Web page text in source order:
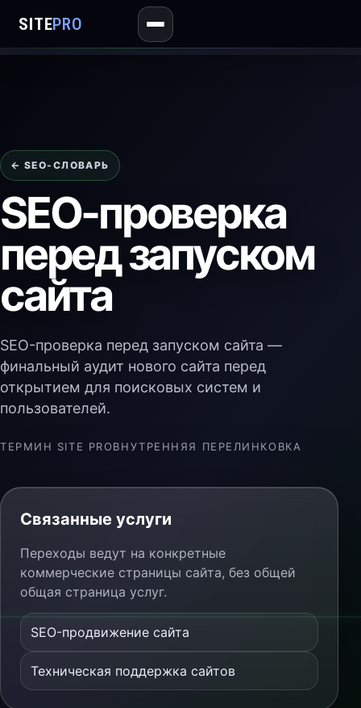
SITEPRO
← SEO-СЛОВАРЬ
SEO-проверка
перед запуском
сайта
SEO-проверка перед запуском сайта —
финальный аудит нового сайта перед
открытием для поисковых систем и
пользователей.
ТЕРМИН SITE PROВНУТРЕННЯЯ ПЕРЕЛИНКОВКА
Связанные услуги
Переходы ведут на конкретные
коммерческие страницы сайта, без общей
общая страница услуг.
SEO-продвижение сайта
Техническая поддержка сайтов